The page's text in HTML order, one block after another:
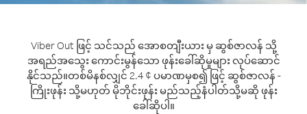
Viber Out ဖြင့် သင်သည် အောစတျီးယား မှ ဆွစ်ဇာလန် သို့
အရည်အသွေး ကောင်းမွန်သော ဖုန်းခေါ်ဆိုမှုများ လုပ်ဆောင်
နိုင်သည်။တစ်မိနစ်လျှင် 2.4 ¢ ပမာဏမှစ၍ ဖြင့် ဆွစ်ဇာလန် -
ကြိုးဖုန်း သို့မဟုတ် မိုဘိုင်းဖုန်း မည်သည့်နံပါတ်သို့မဆို ဖုန်း
ခေါ်ဆိုပါ။